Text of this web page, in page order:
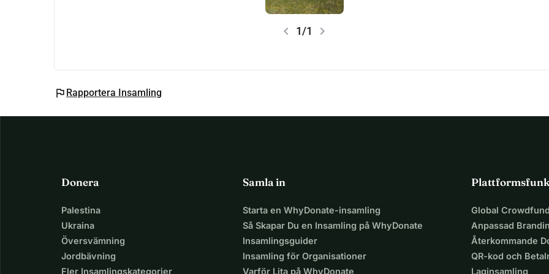
chevron_left 1/1 chevron_right
flag Rapportera Insamling
Donera
Palestina
Ukraina
Översvämning
Jordbävning
Fler Insamlingskategorier
Samla in
Starta en WhyDonate-insamling
Så Skapar Du en Insamling på WhyDonate
Insamlingsguider
Insamling för Organisationer
Varför Lita på WhyDonate
Global
Anpassad
Återkommande
QR-kod och
Laginsamling